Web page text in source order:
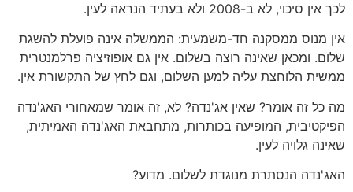
לכך אין סיכוי, לא ב-2008 ולא בעתיד הנראה לעין.
אין מנוס ממסקנה חד-משמעית: הממשלה אינה פועלת להשגת
שלום. ומכאן שאינה רוצה בשלום. אין גם אופוזיציה פרלמנטרית
ממשית הלוחצת עליה למען השלום, וגם לחץ של התקשורת אין.
מה כל זה אומר? שאין אג'נדה? לא, זה אומר שמאחורי האג'נדה
הפיקטיבית, המופיעה בכותרות, מתחבאת האג'נדה האמיתית,
שאינה גלויה לעין.
האג'נדה הנסתרת מנוגדת לשלום. מדוע?